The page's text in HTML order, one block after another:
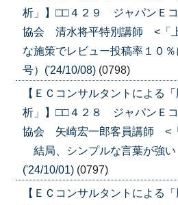
析」】□□４２９ ジャパンＥコ
協会 清水将平特別講師 <「
な施策でレビュー投稿率１０
号）('24/10/08) (0798)
【ＥＣコンサルタントによる
析」】□□４２８ ジャパンＥコ
協会 矢崎宏一郎客員講師 <
結局、シンプルな言葉が強い
('24/10/01) (0797)
【ＥＣコンサルタントによる